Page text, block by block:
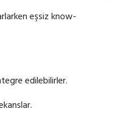
eşsiz know-
edilebilirler.